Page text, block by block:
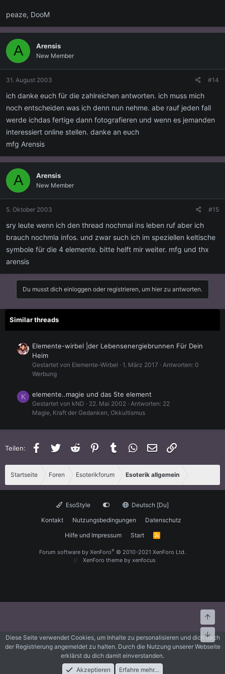
peaze, DooM
A Arensis
New Member
31. August 2003 #14
ich danke euch für die zahlreichen antworten. ich muss mich
noch entscheiden was ich denn nun nehme. abe rauf jeden fall
werde ichdas fertige dann fotografieren und wenn es jemanden
interessiert online stellen. danke an euch
mfg Arensis
A Arensis
New Member
5. Oktober 2003 #15
sry leute wenn ich den thread nochmal ins leben ruf aber ich
brauch nochmla infos. und zwar such ich im speziellen keltische
symbole für die 4 elemente. bitte helft mir weiter. mfg und thx
arensis
Du musst dich einloggen oder registrieren, um hier zu antworten.
Similar threads
Elemente-wirbel |der Lebensenergiebrunnen Für Dein
Heim
Gestartet von Elemente-Wirbel 1. März 2017
Antworten: 0
Werbung
K elemente..magie und das 5te element
Gestartet von kND 22. Mai 2002
Antworten: 22
Magie, Kraft der Gedanken, Okkultismus
Teilen: FacebookTwitter Reddit PinterestTumblr WhatsApp
E-Mail
Startseite Foren Esoterikforum Esoterik allgemein
EsoStyle
Deutsch [Du]
Kontakt
Nutzungsbedingungen
Datenschutz
Hilfe und Impressum
Start
R
Forum software by XenForo® © 2010-2021 XenForo Ltd.
XenForo theme by xenfocus
Diese Seite verwendet Cookies, um Inhalte zu personalisieren und dich nach
der Registrierung angemeldet zu halten. Durch die Nutzung unserer Webseite
erklärst du dich damit einverstanden.
Akzeptieren
Erfahre mehr…
Oben